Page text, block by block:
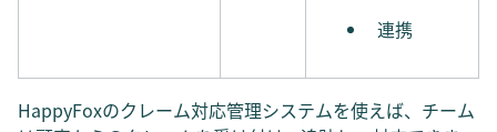
連携
HappyFoxのクレーム対応管理システムを使えば、チーム